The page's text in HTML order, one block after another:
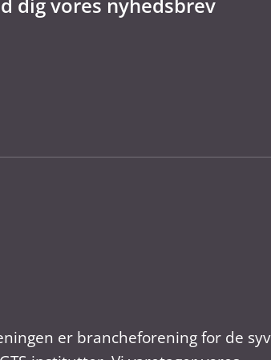
er brancheforening for de syv